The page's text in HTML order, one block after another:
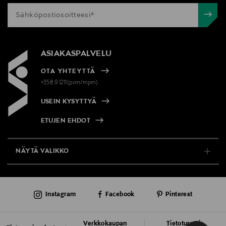
ASIAKASPALVELU
OTA YHTEYTTÄ
+358 9 1211(pvm/mpm)
USEIN KYSYTTYÄ
ETUJEN EHDOT
NÄYTÄ VALIKKO
AJANKOHTAISTA
Verkkokaupan Tietoturva ja
Instagram Facebook Pinterest